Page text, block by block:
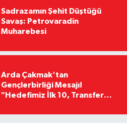
Sadrazamın Şehit Düştüğü
Savaş: Petrovaradin
Muharebesi
Arda Çakmak'tan
Gençlerbirliği Mesajı!
"Hedefimiz İlk 10, Transfer
Kaldıracağız"